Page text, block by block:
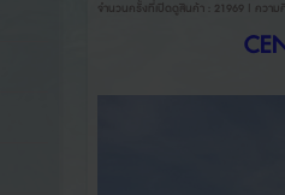
จำนวนครั้งที่เปิดดูสินค้า : 21969 | ความ